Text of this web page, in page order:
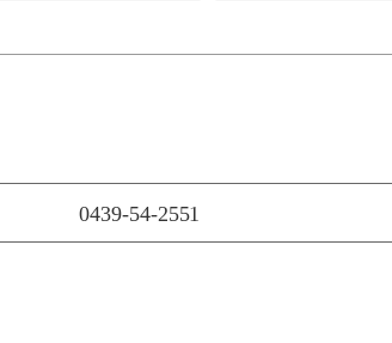
0439-54-2551